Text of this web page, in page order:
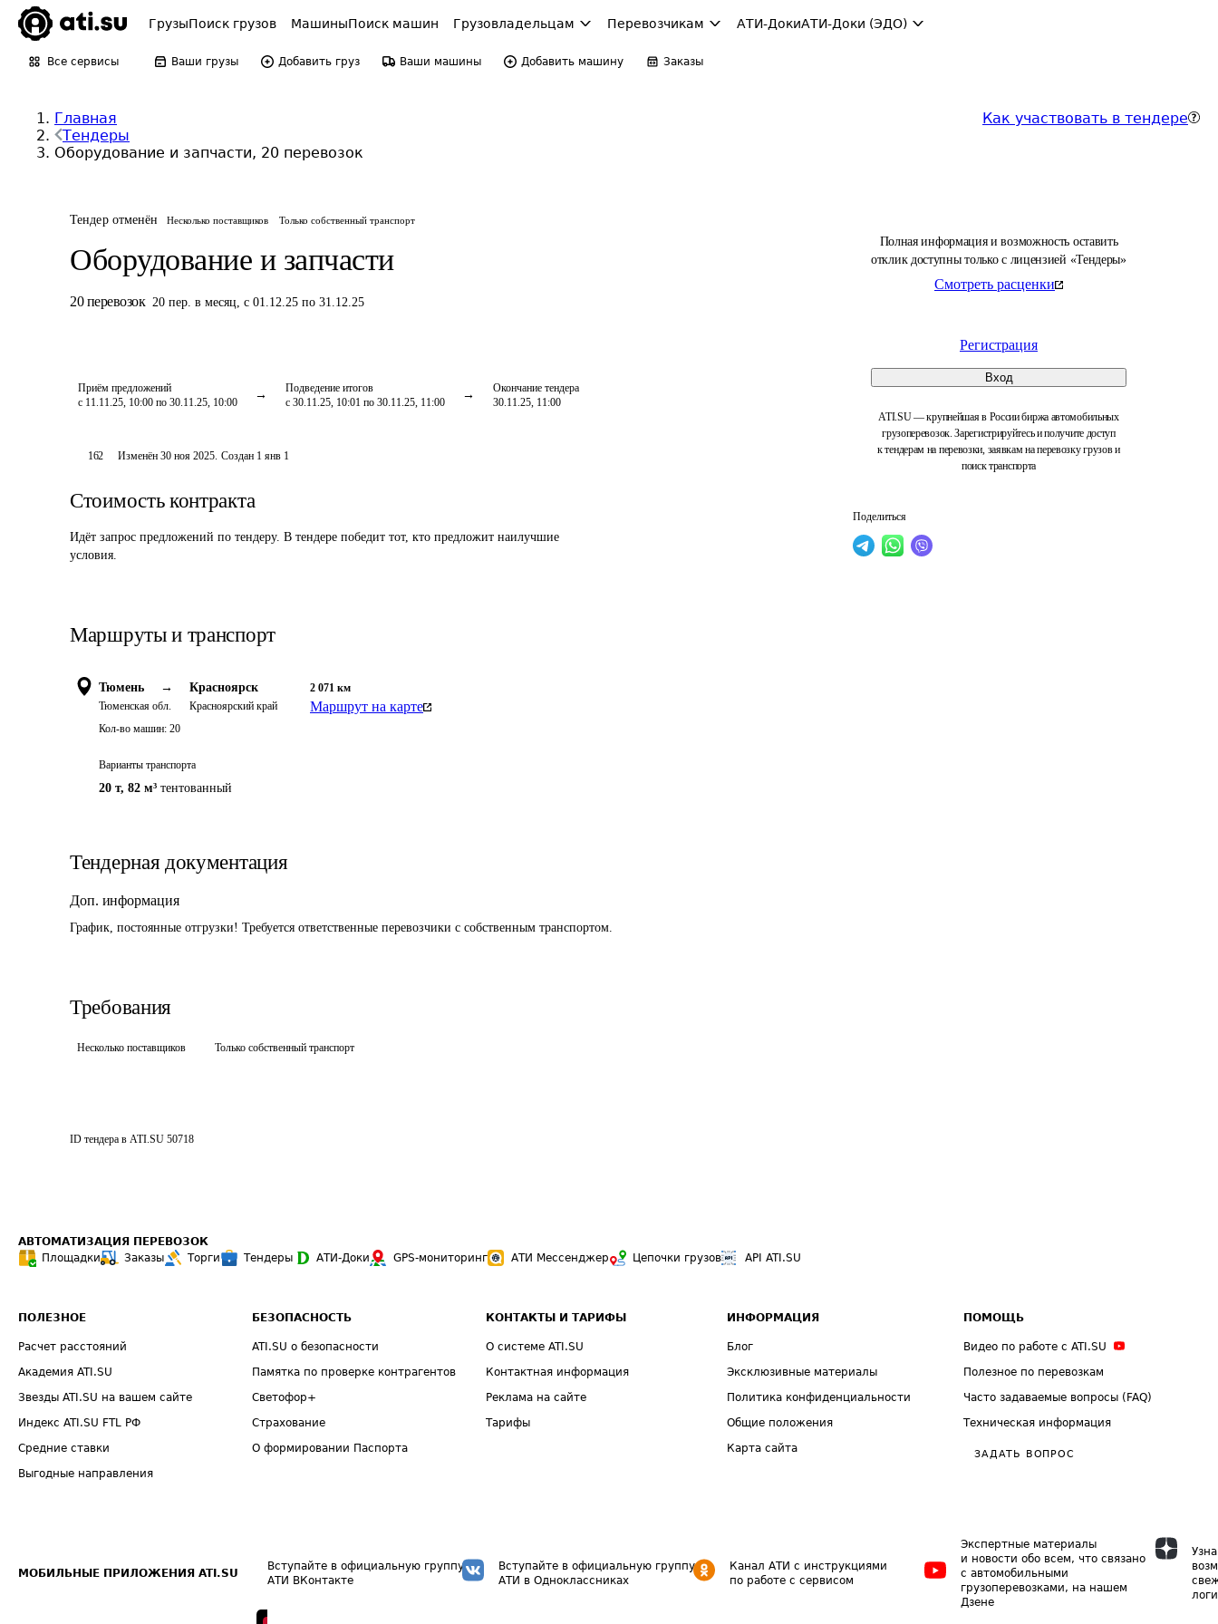
ГрузыПоиск грузов МашиныПоиск машин Грузовладельцам Перевозчикам АТИ-ДокиАТИ-Доки (ЭДО)
Все сервисы Ваши грузы Добавить груз Ваши машины Добавить машину Заказы
Главная
Тендеры
Оборудование и запчасти, 20 перевозок
Как участвовать в тендере
Тендер отменён Несколько поставщиков Только собственный транспорт
Оборудование и запчасти
20 перевозок 20 пер. в месяц, с 01.12.25 по 31.12.25
Приём предложений
с 11.11.25, 10:00 по 30.11.25, 10:00
Подведение итогов
с 30.11.25, 10:01 по 30.11.25, 11:00
Окончание тендера
30.11.25, 11:00
Полная информация и возможность оставить
отклик доступны только с лицензией «Тендеры»
Смотреть расценки
Регистрация
Вход
ATI.SU — крупнейшая в России биржа автомобильных
грузоперевозок. Зарегистрируйтесь и получите доступ
к тендерам на перевозки, заявкам на перевозку грузов и
поиск транспорта
Поделиться
162 Изменён30 ноя 2025. Создан 1 янв 1
Стоимость контракта
Идёт запрос предложений по тендеру. В тендере победит тот, кто предложит наилучшие
условия.
Маршруты и транспорт
Тюмень →
Тюменская обл.
Красноярск
Красноярский край
2 071 км
Маршрут на карте
Кол-во машин: 20
Варианты транспорта
20 т, 82 м³ тентованный
Тендерная документация
Доп. информация
График, постоянные отгрузки! Требуется ответственные перевозчики с собственным транспортом.
Требования
Несколько поставщиков Только собственный транспорт
ID тендера в ATI.SU 50718
АВТОМАТИЗАЦИЯ ПЕРЕВОЗОК
Площадки
Заказы Торги Тендеры АТИ-Доки GPS-мониторинг АТИ Мессенджер Цепочки грузов API ATI.SU
ПОЛЕЗНОЕ
Расчет расстояний
Академия ATI.SU
Звезды ATI.SU на вашем сайте
Индекс ATI.SU FTL РФ
Средние ставки
Выгодные направления
БЕЗОПАСНОСТЬ
ATI.SU о безопасности
Памятка по проверке контрагентов
Светофор+
Страхование
О формировании Паспорта
КОНТАКТЫ И ТАРИФЫ
О системе ATI.SU
Контактная информация
Реклама на сайте
Тарифы
ИНФОРМАЦИЯ
Блог
Эксклюзивные материалы
Политика конфиденциальности
Общие положения
Карта сайта
ПОМОЩЬ
Видео по работе с ATI.SU
Полезное по перевозкам
Часто задаваемые вопросы (FAQ)
Техническая информация
ЗАДАТЬ ВОПРОС
МОБИЛЬНЫЕ ПРИЛОЖЕНИЯ ATI.SU
Вступайте в официальную группу
АТИ ВКонтакте
Вступайте в официальную группу
АТИ в Одноклассниках
Канал АТИ с инструкциями
по работе с сервисом
Экспертные материалы
и новости обо всем, что связано
с автомобильными
грузоперевозками, на нашем
Дзене